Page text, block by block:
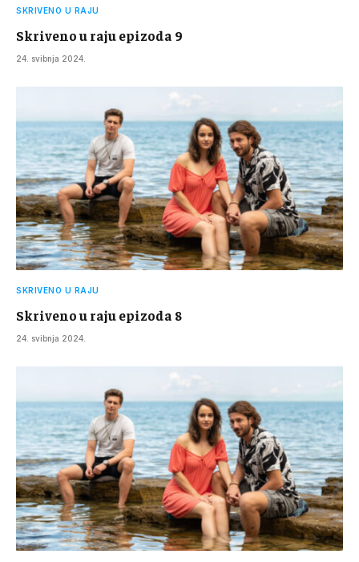
SKRIVENO U RAJU
Skriveno u raju epizoda 9
24. svibnja 2024.
SKRIVENO U RAJU
Skriveno u raju epizoda 8
24. svibnja 2024.